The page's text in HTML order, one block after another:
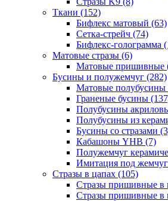
Ткани (152)
Бифлекс матовый (63)
Сетка-стрейч (74)
Бифлекс-голограмма
Матовые стразы (6)
Матовые пришивные
Бусины и полужемчуг (282)
Матовые полубусины
Граненые бусины
Полубусины
Полубусины из
Бусины со стразами
Кабашоны YHB (7)
Полужемчуг
Имитация под
Стразы в цапах (105)
Стразы пришивные в
Стразы пришивные в